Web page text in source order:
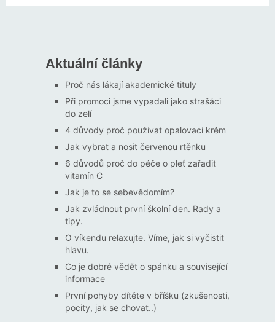
Aktuální články
Proč nás lákají akademické tituly
Při promoci jsme vypadali jako strašáci
do zelí
4 důvody proč používat opalovací krém
Jak vybrat a nosit červenou rtěnku
6 důvodů proč do péče o pleť zařadit
vitamín C
Jak je to se sebevědomím?
Jak zvládnout první školní den. Rady a
tipy.
O víkendu relaxujte. Víme, jak si vyčistit
hlavu.
Co je dobré vědět o spánku a související
informace
První pohyby dítěte v bříšku (zkušenosti,
pocity, jak se chovat..)